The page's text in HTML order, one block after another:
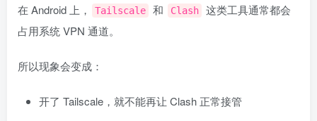
在 Android 上， Tailscale 和 Clash
这类工具通常都会
占用系统 VPN 通道。
所以现象会变成：
开了 Tailscale，就不能再让 Clash 正常接管